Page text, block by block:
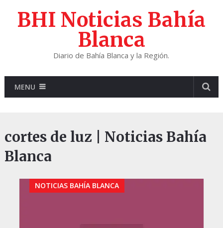
BHI Noticias Bahía
Blanca
Diario de Bahía Blanca y la Región.
MENU
cortes de luz | Noticias Bahía
Blanca
NOTICIAS BAHÍA BLANCA